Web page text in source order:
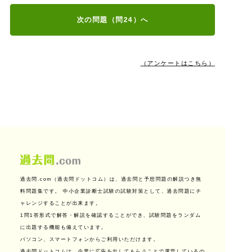
次の問題（問24）へ
（アンケートはこちら）
過去問.com（過去問ドットコム）は、過去問と予想問題の解説つき無
料問題集です。 中小企業診断士試験の試験対策として、過去問題にチ
ャレンジすることが出来ます。
1問1答形式で解答・解説を確認することができ、試験問題をランダム
に出題する機能も備えています。
パソコン、スマートフォンからご利用いただけます。